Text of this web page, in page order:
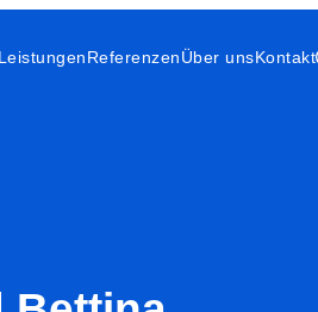
Leistungen Referenzen Über unsKontakt